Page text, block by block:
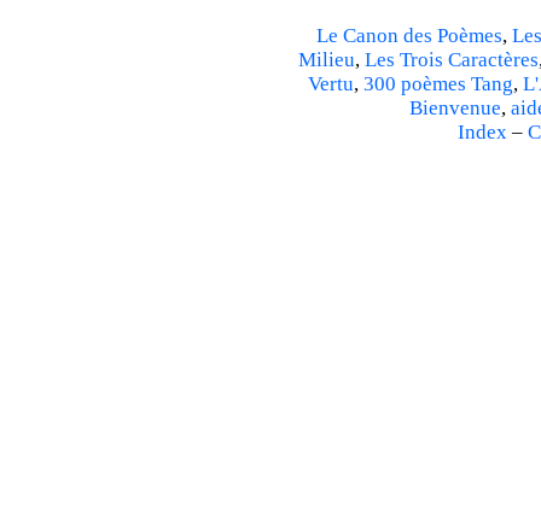
Le Canon des Poèmes,
Milieu, Les Trois Caractères
Vertu, 300 poèmes Tang,
Bienvenue,
Index–